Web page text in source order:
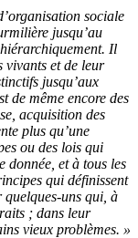
sociale
jusqu’au
Il
vivants et de leur
jusqu’aux
de même encore des
acquisition des
plus qu’une
ou des lois qui
donnée, et à tous les
qui définissent
quelques-uns qui, à
; dans leur
vieux problèmes. »